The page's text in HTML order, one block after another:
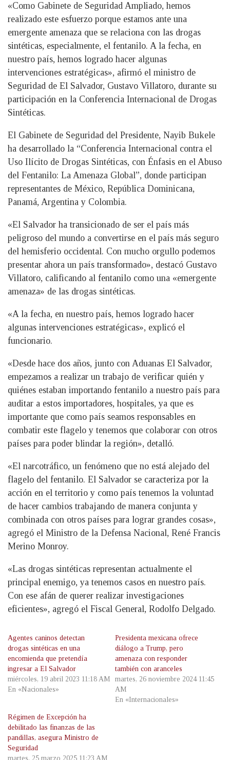
«Como Gabinete de Seguridad Ampliado, hemos
realizado este esfuerzo porque estamos ante una
emergente amenaza que se relaciona con las drogas
sintéticas, especialmente, el fentanilo. A la fecha, en
nuestro país, hemos logrado hacer algunas
intervenciones estratégicas», afirmó el ministro de
Seguridad de El Salvador, Gustavo Villatoro, durante su
participación en la Conferencia Internacional de Drogas
Sintéticas.
El Gabinete de Seguridad del Presidente, Nayib Bukele
ha desarrollado la “Conferencia Internacional contra el
Uso Ilícito de Drogas Sintéticas, con Énfasis en el Abuso
del Fentanilo: La Amenaza Global”, donde participan
representantes de México, República Dominicana,
Panamá, Argentina y Colombia.
«El Salvador ha transicionado de ser el país más
peligroso del mundo a convertirse en el país más seguro
del hemisferio occidental. Con mucho orgullo podemos
presentar ahora un país transformado», destacó Gustavo
Villatoro, calificando al fentanilo como una «emergente
amenaza» de las drogas sintéticas.
«A la fecha, en nuestro país, hemos logrado hacer
algunas intervenciones estratégicas», explicó el
funcionario.
«Desde hace dos años, junto con Aduanas El Salvador,
empezamos a realizar un trabajo de verificar quién y
quiénes estaban importando fentanilo a nuestro país para
auditar a estos importadores, hospitales, ya que es
importante que como país seamos responsables en
combatir este flagelo y tenemos que colaborar con otros
países para poder blindar la región», detalló.
«El narcotráfico, un fenómeno que no está alejado del
flagelo del fentanilo. El Salvador se caracteriza por la
acción en el territorio y como país tenemos la voluntad
de hacer cambios trabajando de manera conjunta y
combinada con otros países para lograr grandes cosas»,
agregó el Ministro de la Defensa Nacional, René Francis
Merino Monroy.
«Las drogas sintéticas representan actualmente el
principal enemigo, ya tenemos casos en nuestro país.
Con ese afán de querer realizar investigaciones
eficientes», agregó el Fiscal General, Rodolfo Delgado.
Agentes caninos detectan
drogas sintéticas en una
encomienda que pretendía
ingresar a El Salvador
miércoles, 19 abril 2023 11:18 AM
En «Nacionales»
Presidenta mexicana ofrece
diálogo a Trump, pero
amenaza con responder
también con aranceles
martes, 26 noviembre 2024 11:45
AM
En «Internacionales»
Régimen de Excepción ha
debilitado las finanzas de las
pandillas, asegura Ministro de
Seguridad
martes, 25 marzo 2025 11:23 AM